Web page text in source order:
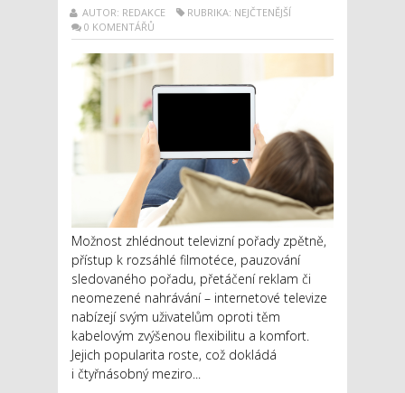
AUTOR: REDAKCE
RUBRIKA: NEJČTENĚJŠÍ
0 KOMENTÁŘŮ
Možnost zhlédnout televizní pořady zpětně,
přístup k rozsáhlé filmotéce, pauzování
sledovaného pořadu, přetáčení reklam či
neomezené nahrávání – internetové televize
nabízejí svým uživatelům oproti těm
kabelovým zvýšenou flexibilitu a komfort.
Jejich popularita roste, což dokládá
i čtyřnásobný meziro...